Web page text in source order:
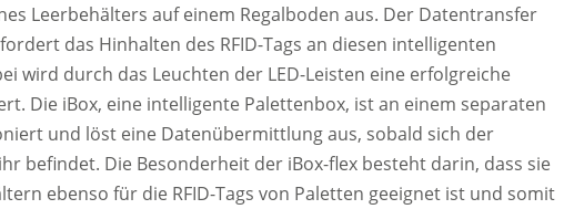
Leerbehälters auf einem Regalboden aus. Der Datentransfer
das Hinhalten des RFID-Tags an diesen intelligenten
wird durch das Leuchten der LED-Leisten eine erfolgreiche
Die iBox, eine intelligente Palettenbox, ist an einem separaten
und löst eine Datenübermittlung aus, sobald sich der
befindet. Die Besonderheit der iBox-flex besteht darin, dass sie
ebenso für die RFID-Tags von Paletten geeignet ist und somit